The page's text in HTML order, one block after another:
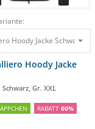
Hoody Jacke
Schwarz, Gr. XXL
RABATT60%